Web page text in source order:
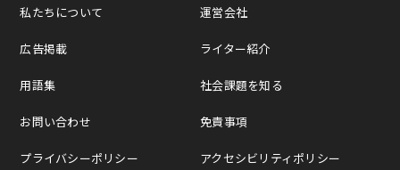
私たちについて
広告掲載
用語集
お問い合わせ
プライバシーポリシー
運営会社
ライター紹介
社会課題を知る
免責事項
アクセシビリティポリシー